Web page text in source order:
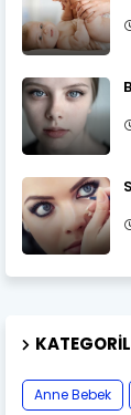
Anne Bebek